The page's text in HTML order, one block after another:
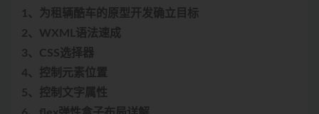
1、为租辆酷车的原型开发确立目标
2、WXML语法速成
3、CSS选择器
4、控制元素位置
5、控制文字属性